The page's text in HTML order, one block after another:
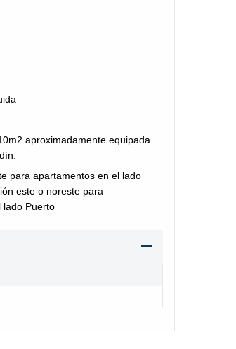
aproximadamente equipada
para apartamentos en el lado
este o noreste para
lado Puerto